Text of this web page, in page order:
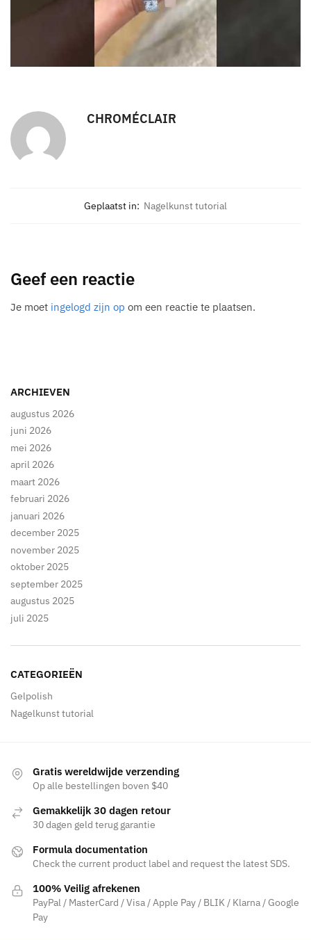
CHROMÉCLAIR
Geplaatst in: Nagelkunst tutorial
Geef een reactie
Je moet ingelogd zijn op om een reactie te plaatsen.
ARCHIEVEN
augustus 2026
juni 2026
mei 2026
april 2026
maart 2026
februari 2026
januari 2026
december 2025
november 2025
oktober 2025
september 2025
augustus 2025
juli 2025
CATEGORIEËN
Gelpolish
Nagelkunst tutorial
Gratis wereldwijde verzending
Op alle bestellingen boven $40
Gemakkelijk 30 dagen retour
30 dagen geld terug garantie
Formula documentation
Check the current product label and request the latest SDS.
100% Veilig afrekenen
PayPal / MasterCard / Visa / Apple Pay / BLIK / Klarna / Google
Pay